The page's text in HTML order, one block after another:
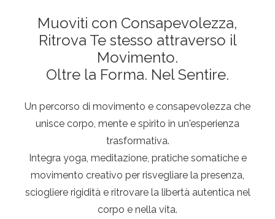
Muoviti con Consapevolezza,
Ritrova Te stesso attraverso il
Movimento.
Oltre la Forma. Nel Sentire.
Un percorso di movimento e consapevolezza che
unisce corpo, mente e spirito in un'esperienza
trasformativa.
Integra yoga, meditazione, pratiche somatiche e
movimento creativo per risvegliare la presenza,
sciogliere rigidità e ritrovare la libertà autentica nel
corpo e nella vita.